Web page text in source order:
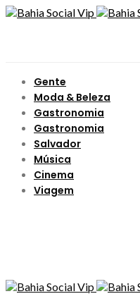
Gente
Moda & Beleza
Gastronomia
Gastronomia
Salvador
Música
Cinema
Viagem